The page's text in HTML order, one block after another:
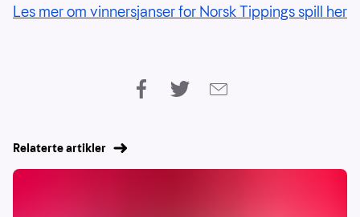
Les mer om vinnersjanser for Norsk Tippings spill her
Relaterte artikler